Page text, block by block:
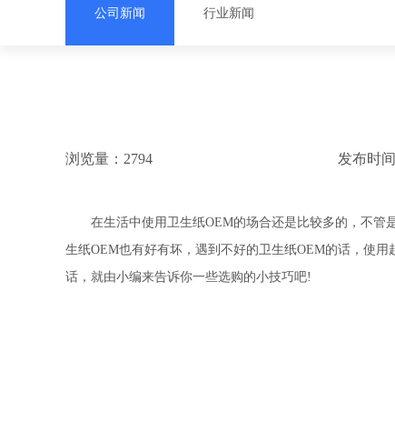
公司新闻 行业新闻
发布时
浏览量：2794
在生活中使用卫生纸OEM的场合还是比较多的，不管是
生纸OEM也有好有坏，遇到不好的卫生纸OEM的话，使
话，就由小编来告诉你一些选购的小技巧吧!